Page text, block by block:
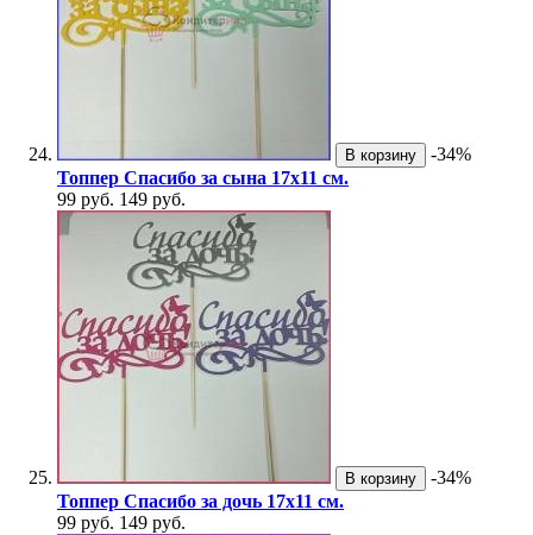
В корзину
-34%
Топпер Спасибо за сына 17х11 см.
99 руб. 149 руб.
В корзину
-34%
Топпер Спасибо за дочь 17х11 см.
99 руб. 149 руб.